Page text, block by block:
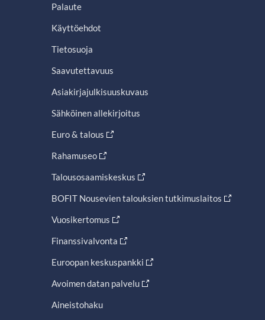
Palaute
Käyttöehdot
Tietosuoja
Saavutettavuus
Asiakirjajulkisuuskuvaus
Sähköinen allekirjoitus
Euro & talous
Rahamuseo
Talousosaamiskeskus
BOFIT Nousevien talouksien tutkimuslaitos
Vuosikertomus
Finanssivalvonta
Euroopan keskuspankki
Avoimen datan palvelu
Aineistohaku